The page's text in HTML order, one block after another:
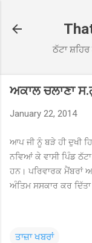
ਠੱਟਾ
ਅਕਾਲ ਚਲਾਣਾ
January 22, 2014
ਆਪ ਜੀ ਨੂੰ ਬੜੇ ਹੀ ਦੁਖੀ
ਨਵਿਆਂ ਕੇ ਵਾਸੀ ਪਿੰਡ
ਹਨ। ਪਰਿਵਾਰਕ ਮੈਂਬਰਾਂ
ਅੰਤਿਮ ਸਸਕਾਰ ਕਰ
ਤਾਜ਼ਾ ਖਬਰਾਂ